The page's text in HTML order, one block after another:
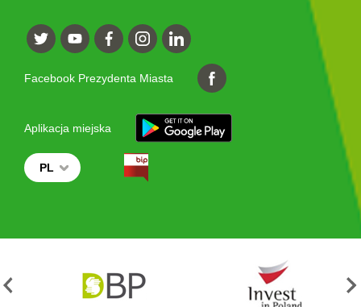
Facebook Prezydenta Miasta
Aplikacja miejska
PL